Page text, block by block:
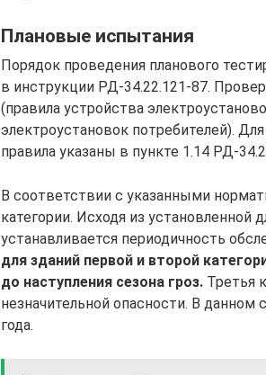
Плановые испытания
Порядок проведения планового
в инструкции РД-34.22.121-87.
(правила устройства
электроустановок потребителей).
правила указаны в пункте 1.14 РД-
В соответствии с указанными
категории. Исходя из установленной
устанавливается периодичность
для зданий первой и второй
до наступления сезона гроз. Третья
незначительной опасности. В
года.